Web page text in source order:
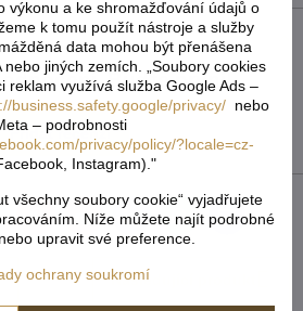
Buďte první!
Přidat recenzi
PinterestRedditLinkedInWhatsApp
E-
Následující produkt
výkonu a ke shromažďování údajů o
k tomu použít nástroje a služby
data mohou být přenášena
nebo jiných zemích. „Soubory cookies
reklam využívá služba Google Ads –
business.safety.google/privacy/ nebo
– podrobnosti
privacy/policy/?locale=cz-
Instagram)."
všechny soubory cookie“ vyjadřujete
Níže můžete najít podrobné
upravit své preference.
ochrany soukromí